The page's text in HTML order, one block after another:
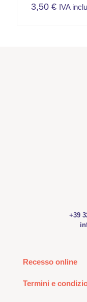
3,50€ IVA
+39
Recesso online
Termini e